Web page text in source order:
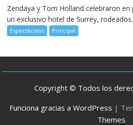
Zendaya y Tom Holland celebraron
un exclusivo hotel de Surrey,
Espectáculos Principal
Copyright © Todos los
Funciona gracias a WordPress |
Themes